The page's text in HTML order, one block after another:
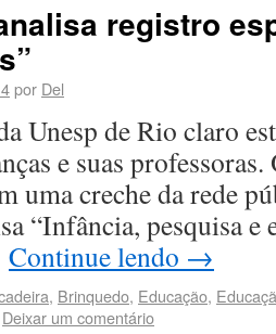
registro
por Del
Unesp de Rio claro
e suas
uma creche da rede
“Infância, pesquisa e
Continue lendo →
, Brinquedo, Educação,
Deixar um comentário